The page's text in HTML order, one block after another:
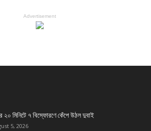
Advertisement
২০ মিনিটে ৭ বিস্ফোরণে কেঁপে উঠল দুবাই
5, 2026